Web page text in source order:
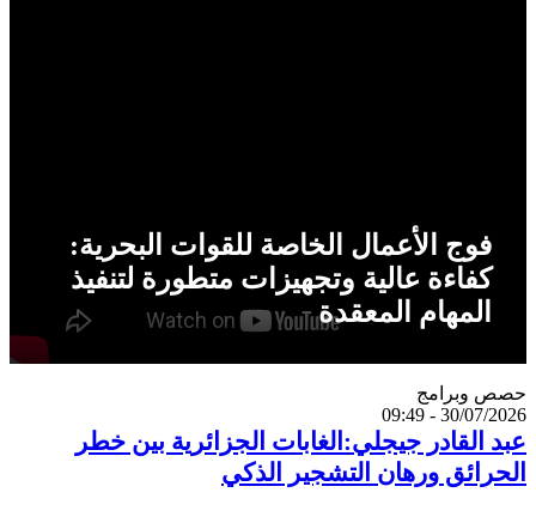
فوج الأعمال الخاصة للقوات البحرية:
كفاءة عالية وتجهيزات متطورة لتنفيذ
المهام المعقدة
Catégorie
حصص وبرامج
30/07/2026 - 09:49
عبد القادر جيجلي:الغابات الجزائرية بين خطر
الحرائق ورهان التشجير الذكي